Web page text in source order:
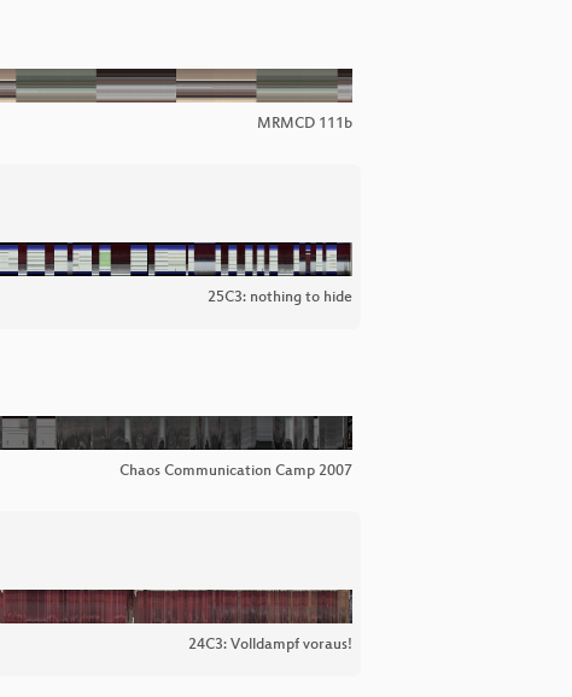
MRMCD 111b
25C3: nothing to hide
Chaos Communication Camp 2007
24C3: Volldampf voraus!